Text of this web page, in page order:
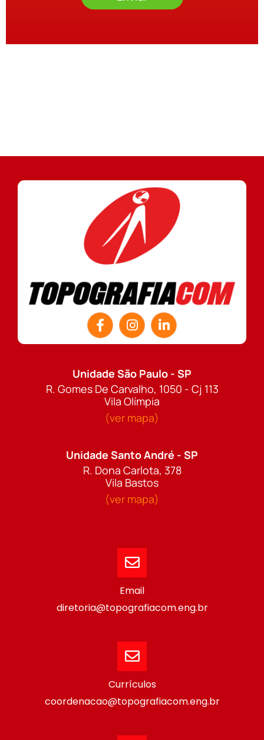
Unidade São Paulo - SP
R. Gomes De Carvalho, 1050 - Cj 113
Vila Olímpia
(ver mapa)
Unidade Santo André - SP
R. Dona Carlota, 378
Vila Bastos
(ver mapa)
Email
diretoria@topografiacom.eng.br
Currículos
coordenacao@topografiacom.eng.br